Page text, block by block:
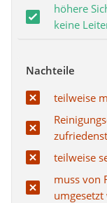
höhere
keine
Nachteile
teilweise
teilweise
muss von
umgesetzt